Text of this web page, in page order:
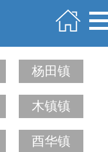
杨田镇
木镇镇
酉华镇